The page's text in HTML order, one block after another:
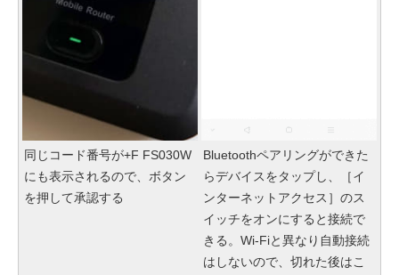
同じコード番号が+F FS030W
にも表示されるので、ボタン
を押して承認する
Bluetoothペアリングができた
らデバイスをタップし、［イ
ンターネットアクセス］のス
イッチをオンにすると接続で
きる。Wi-Fiと異なり自動接続
はしないので、切れた後はこ